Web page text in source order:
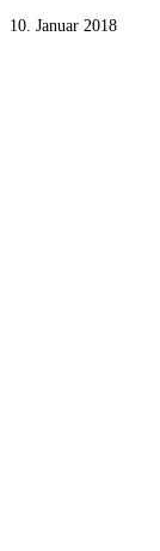
10. Januar 2018